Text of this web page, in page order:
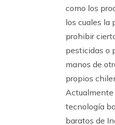
como los
los cuales la
prohibir
pesticidas o
manos de
propios
Actualmente
tecnología
baratos de